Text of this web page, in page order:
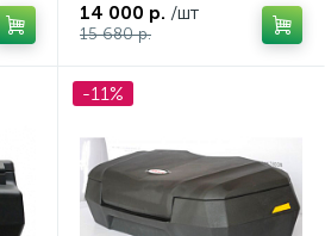
14 000 р. /шт
15 680 р.
-11%